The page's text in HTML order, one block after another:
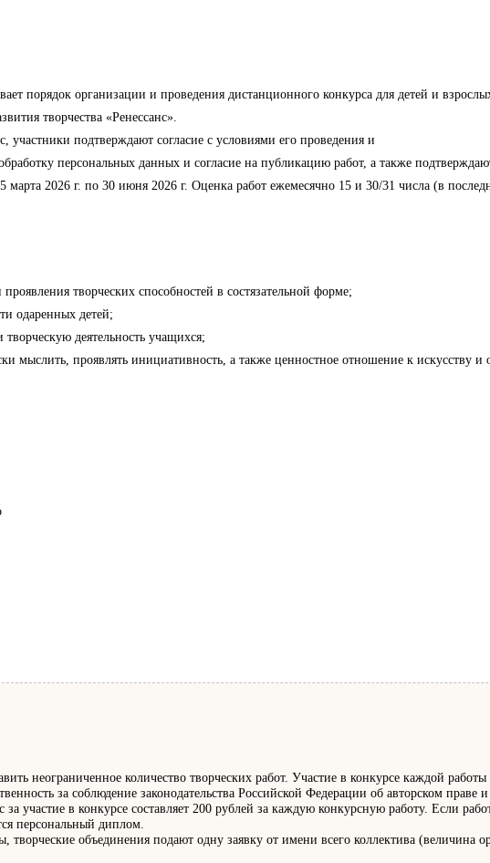
порядок организации и проведения дистанционного конкурса для детей и
творчества «Ренессанс».
участники подтверждают согласие с условиями его проведения и
персональных данных и согласие на публикацию работ, а также
марта 2026 г. по 30 июня 2026 г. Оценка работ ежемесячно 15 и 30/31 числа (в
творческих способностей в состязательной форме;
одаренных детей;
деятельность учащихся;
мыслить, проявлять инициативность, а также ценностное отношение к
неограниченное количество творческих работ. Участие в конкурсе каждой работы
за соблюдение законодательства Российской Федерации об авторском праве
участие в конкурсе составляет 200 рублей за каждую конкурсную работу. Если
персональный диплом.
творческие объединения подают одну заявку от имени всего коллектива (величина